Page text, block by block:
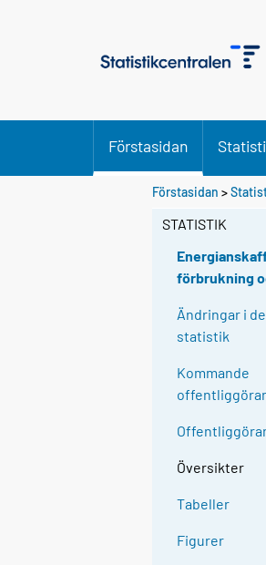
Förstasidan
Förstasidan >
STATISTIK
förbrukning
Ändringar i
statistik
Kommande
Översikter
Tabeller
Figurer